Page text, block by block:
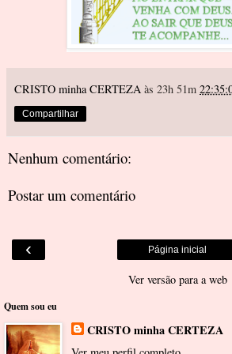
CRISTO minha CERTEZA às 23h 51m
Compartilhar
Nenhum comentário:
Postar um comentário
‹ Página inicial
Ver versão para a web
Quem sou eu
CRISTO minha CERTEZA